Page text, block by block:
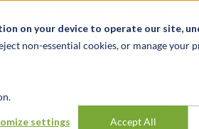
on your device to operate our site,
non-essential cookies, or manage your
settings Accept All